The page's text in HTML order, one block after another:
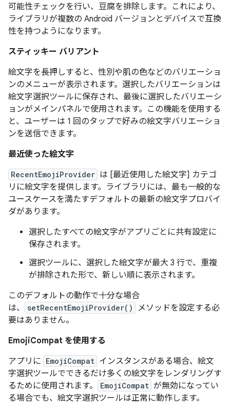
可能性チェックを行い、豆腐を排除します。これにより、
ライブラリが複数の Android バージョンとデバイスで互換
性を持つようになります。
スティッキー バリアント
絵文字を長押しすると、性別や肌の色などのバリエーショ
ンのメニューが表示されます。選択したバリエーションは
絵文字選択ツールに保存され、最後に選択したバリエーシ
ョンがメインパネルで使用されます。この機能を使用する
と、ユーザーは 1 回のタップで好みの絵文字バリエーショ
ンを送信できます。
最近使った絵文字
RecentEmojiProvider は [最近使用した絵文字] カテゴ
リに絵文字を提供します。ライブラリには、最も一般的な
ユースケースを満たすデフォルトの最新の絵文字プロバイ
ダがあります。
選択したすべての絵文字がアプリごとに共有設定に
保存されます。
選択ツールに、選択した絵文字が最大 3 行で、重複
が排除された形で、新しい順に表示されます。
このデフォルトの動作で十分な場合
は、
setRecentEmojiProvider()
メソッドを設定する必
要はありません。
EmojiCompat を使用する
アプリに EmojiCompat インスタンスがある場合、絵文
字選択ツールでできるだけ多くの絵文字をレンダリングす
るために使用されます。
EmojiCompat が無効になってい
る場合でも、絵文字選択ツールは正常に動作します。